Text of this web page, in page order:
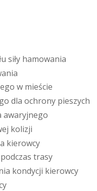
u siły hamowania
ania
ego w mieście
go dla ochrony pieszych
awaryjnego
ej kolizji
a kierowcy
podczas trasy
ia kondycji kierowcy
y